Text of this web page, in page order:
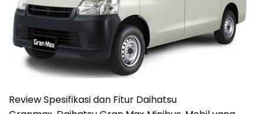
Review Spesifikasi dan Fitur Daihatsu